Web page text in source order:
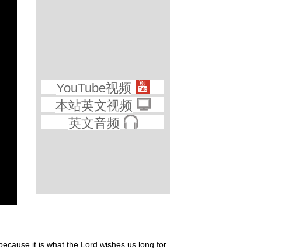
YouTube视频
本站英文视频
英文音频